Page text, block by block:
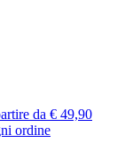
da € 49,90
ordine